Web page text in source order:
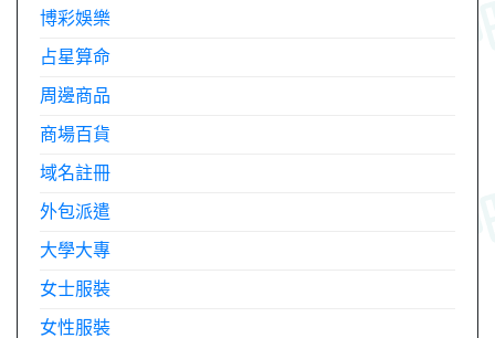
博彩娛樂
占星算命
周邊商品
商場百貨
域名註冊
外包派遣
大學大專
女士服裝
女性服裝